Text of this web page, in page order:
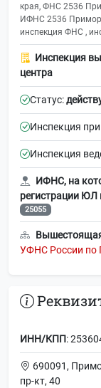
края, ФНС 2536
ИФНС 2536
инспекция ФНС ,
Инспекция
центра
Статус:
Инспекция
Инспекция
ИФНС, на
регистрации ЮЛ
25055
УФНС России по
ИНН/КПП:
690091,
пр-кт, 40